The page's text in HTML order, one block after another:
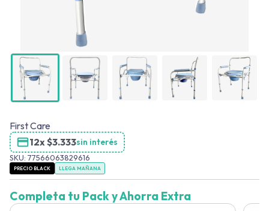
First Care
PRECIO BLACK LLEGA MAÑANA
12x$3.333sin interés
SKU: 77566063829616
Completa tu Pack y Ahorra Extra